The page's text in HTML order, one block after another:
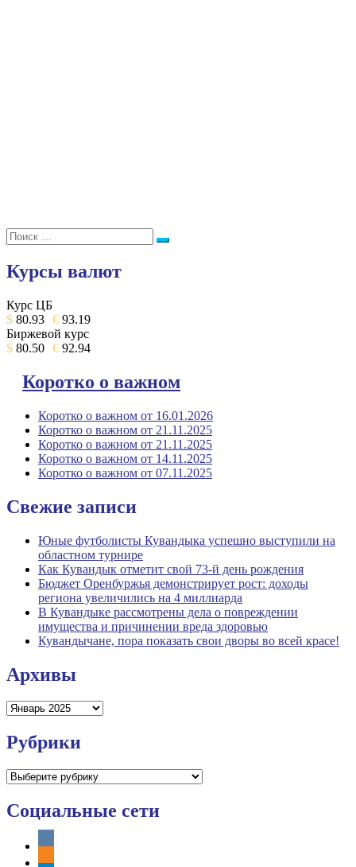
Поиск:
Поиск
Курсы валют
Курс ЦБ
$ 80.93 € 93.19
Биржевой курс
$ 80.50 € 92.94
Коротко о важном
Коротко о важном от 16.01.2026
Коротко о важном от 21.11.2025
Коротко о важном от 21.11.2025
Коротко о важном от 14.11.2025
Коротко о важном от 07.11.2025
Свежие записи
Юные футболисты Кувандыка успешно выступили на
областном турнире
Как Кувандык отметит свой 73-й день рождения
Бюджет Оренбуржья демонстрирует рост: доходы
региона увеличились на 4 миллиарда
В Кувандыке рассмотрены дела о повреждении
имущества и причинении вреда здоровью
Кувандычане, пора показать свои дворы во всей красе!
Архивы
Архивы
Рубрики
Рубрики
Социальные сети
vkontakte
odnoklassniki